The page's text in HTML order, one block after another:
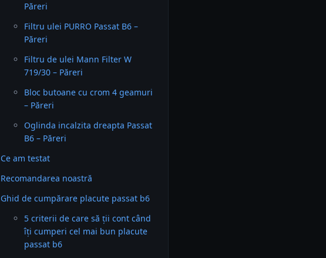
Păreri
Filtru ulei PURRO Passat B6 –
Păreri
Filtru de ulei Mann Filter W
719/30 – Păreri
Bloc butoane cu crom 4 geamuri
– Păreri
Oglinda incalzita dreapta Passat
B6 – Păreri
Ce am testat
Recomandarea noastră
Ghid de cumpărare placute passat b6
5 criterii de care să ții cont când
îți cumperi cel mai bun placute
passat b6